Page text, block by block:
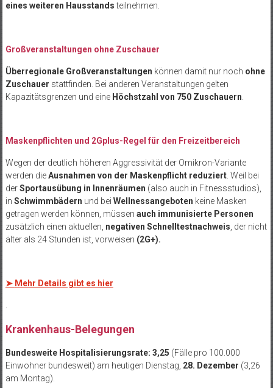
eines weiteren Hausstandsteilnehmen.
Großveranstaltungen ohne Zuschauer
Überregionale Großveranstaltungen können damit nur noch ohne
Zuschauer stattfinden. Bei anderen Veranstaltungen gelten
Kapazitätsgrenzen und eine Höchstzahl von 750 Zuschauern
Maskenpflichten und 2Gplus-Regel für den Freizeitbereich
Wegen der deutlich höheren Aggressivität der Omikron-Variante
werden dieAusnahmen von der Maskenpflicht reduziert. Weil bei
derSportausübung in Innenräumen (also auch in Fitnessstudios),
in Schwimmbädern und bei Wellnessangeboten keine Masken
getragen werden können, müssen auch immunisierte Personen
zusätzlich einen aktuellen, negativen Schnelltestnachweis , der nicht
älter als 24 Stunden ist, vorweisen (2G+).
➤ Mehr Details gibt es hier
Krankenhaus-Belegungen
Bundesweite Hospitalisierungsrate: 3,25 (Fälle pro 100.000
Einwohner bundesweit) am heutigen Dienstag, 28. Dezember (3,26
am Montag).